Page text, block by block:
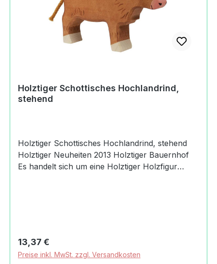
Holztiger Schottisches Hochlandrind,
stehend
Holztiger Schottisches Hochlandrind, stehend
Holztiger Neuheiten 2013 Holztiger Bauernhof
Es handelt sich um eine Holztiger Holzfigur
stehendMaterialHolzFadenMaßeLänge: 16
cmBreite: 2.8 cmHöhe: 10.5 cmGewicht mit
Verpackung0,14 kgAltersempfehlung36
Regulärer Preis:
13,37 €
Preise inkl. MwSt. zzgl. Versandkosten